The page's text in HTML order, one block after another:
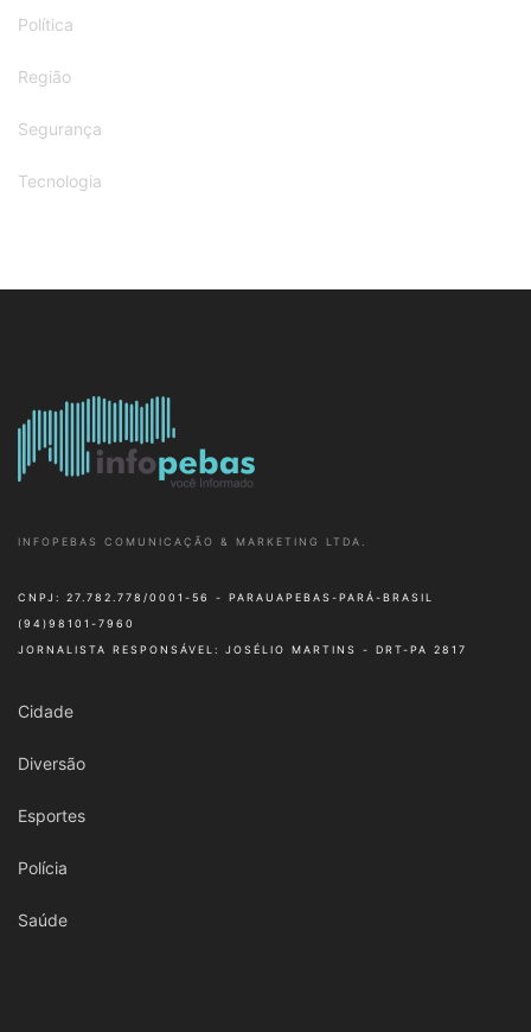
Política
Região
Segurança
Tecnologia
INFOPEBAS COMUNICAÇÃO & MARKETING LTDA.
CNPJ: 27.782.778/0001-56 - PARAUAPEBAS-PARÁ-BRASIL
(94)98101-7960
JORNALISTA RESPONSÁVEL: JOSÉLIO MARTINS - DRT-PA 2817
Cidade
Diversão
Esportes
Polícia
Saúde